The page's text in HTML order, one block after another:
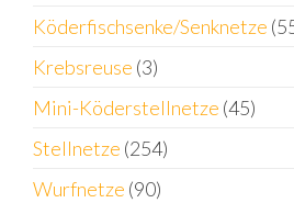
Köderfischsenke/Senknetze
Krebsreuse (3)
Mini-Köderstellnetze (45)
Stellnetze (254)
Wurfnetze (90)